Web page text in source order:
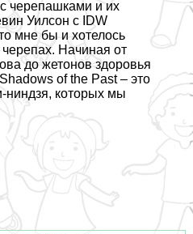
черепашками и их
Уилсон с IDW
мне бы и хотелось
Начиная от
до жетонов здоровья
of the Past – это
ниндзя, которых мы